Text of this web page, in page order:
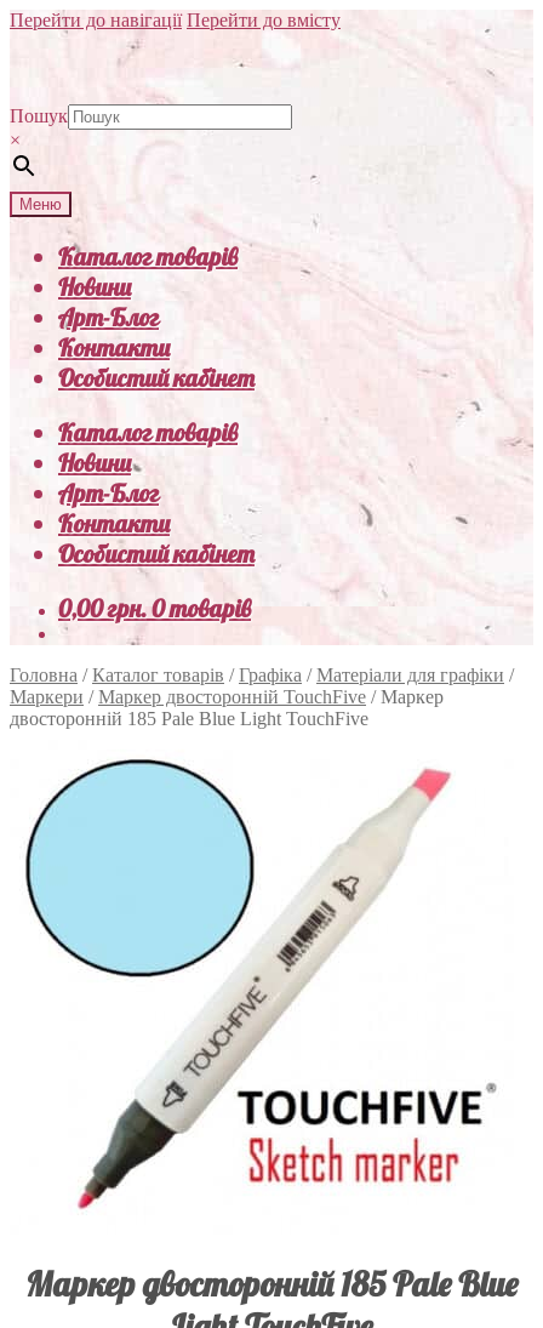
Перейти до навігації Перейти до вмісту
Пошук
×
Меню
Каталог товарів
Новини
Арт-Блог
Контакти
Особистий кабінет
Каталог товарів
Новини
Арт-Блог
Контакти
Особистий кабінет
0,00грн.0 товарів
Головна /Каталог товарів /Графіка /Матеріали для графіки /
Маркери /Маркер двосторонній TouchFive /Маркер
двосторонній 185 Pale Blue Light TouchFive
Маркер двосторонній 185 Pale Blue